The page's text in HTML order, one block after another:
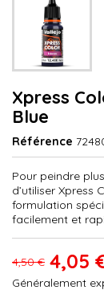
Xpress
Blue
Référence
Pour peindre
d’utiliser Xpress
formulation
facilement et
4,50 € 4,05
Généralement